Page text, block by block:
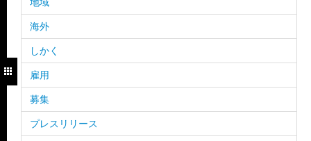
海外
しかく
雇用
募集
プレスリリース